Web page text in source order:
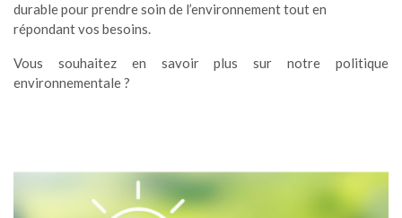
durable pour prendre soin de l’environnement tout en
répondant vos besoins.
Vous souhaitez en savoir plus sur notre politique
environnementale ?